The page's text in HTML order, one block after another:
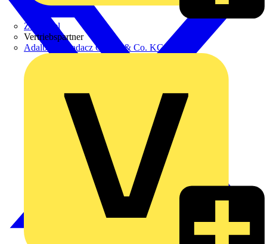
Zumtobel
Vertriebspartner
Adalbert Zajadacz GmbH & Co. KG